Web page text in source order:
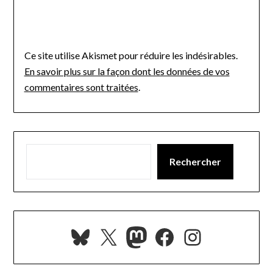
Ce site utilise Akismet pour réduire les indésirables.
En savoir plus sur la façon dont les données de vos
commentaires sont traitées
Rechercher
Bluesky
X Mastodon
Facebook